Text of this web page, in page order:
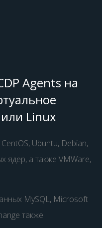
Agents на
Linux
Ubuntu, Debian,
ядер, а также VMWare,
MySQL, Microsoft
также